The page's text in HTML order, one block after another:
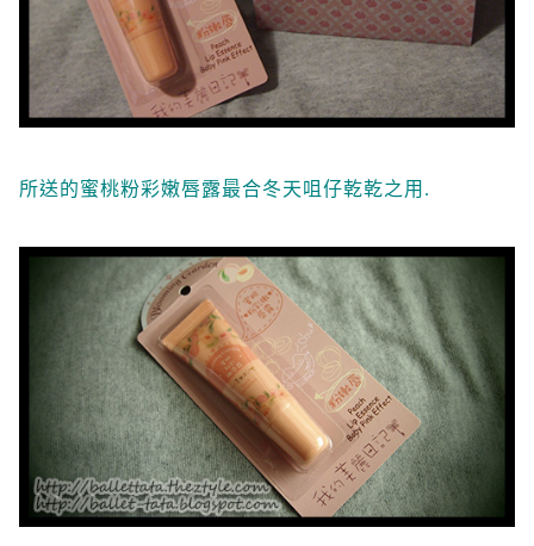
所送的蜜桃粉彩嫩唇露最合冬天咀仔乾乾之用.